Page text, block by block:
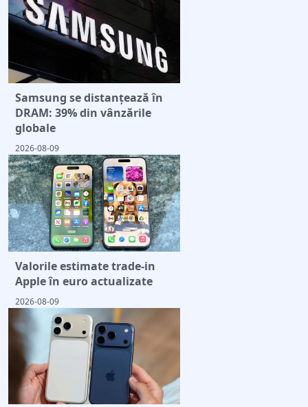
Samsung se distanțează în
DRAM: 39% din vânzările
globale
2026-08-09
Valorile estimate trade-in
Apple în euro actualizate
2026-08-09